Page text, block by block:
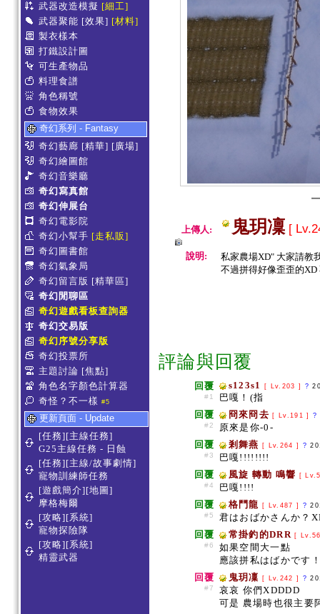
武器改造模擬 [細工]
武器聚能 [效果] [材料]
製衣樣本
打鐵設計圖
可生產物品
料理食譜
角色稱號
食物效果
奇幻系列 - Fantasy
奇幻藝廊 [精華] [廣場]
奇幻繪圖館
奇幻音樂廳
奇幻寫真館
奇幻伸展台
奇幻電影院
奇幻小幫手 [走私販]
奇幻圖書館
奇幻氣象局
奇幻留言版 [精華區]
奇幻閒聊區
奇幻遊戲看板查詢器
奇幻交易版
奇幻序號分享版
奇幻投票所
主題討論 [焦點]
角色名字顏色計算器
奇怪？不一樣 #5
更新頁面 - Update
[任務][主線任務]
G25主線任務 - 日蝕
[任務][主線/故事劇情]
寵物訓練師任務
[遊戲簡介][地圖]
摩格梅爾
[攻略][系統]
寵物探險隊
[攻略][系統]
精靈武器
上傳人: 鬼玥凜 [
說明:
私家農場XD" 大家請教
不過拼得好像歪歪的XD
評論與回覆
回覆
#1
s123s1 [ Lv.203 ] ?
巴嘎！(指
回覆
#2
冏來冏去 [ Lv.191 ] ?
原來是你-0-
回覆
#3
剎舞燕 [ Lv.264 ] ?
巴嘎!!!!!!!!
回覆
#4
風旋 轉動 鳴響 [
巴嘎!!!!
回覆
#5
格鬥龍 [ Lv.487 ] ?
君はおばかさんか？
回覆
#6
常掛釣的DRR[
如果空間大一點
應該拼私はばかです
回覆
#7
鬼玥凜 [ Lv.242 ] ?
哀哀 你們XDDDD
可是 農場時也很主要